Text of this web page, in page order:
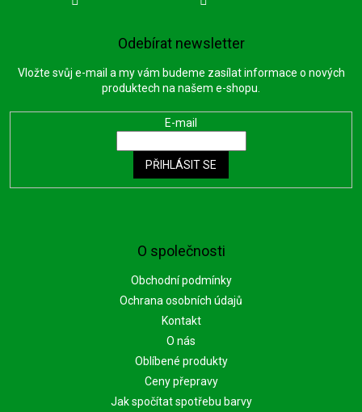
O společnosti
Obchodní podmínky
Ochrana osobních údajů
Kontakt
O nás
Oblíbené produkty
Ceny přepravy
Jak spočítat spotřebu barvy
Odebírat newsletter
Vložte svůj e-mail a my vám budeme zasílat informace o nových
produktech na našem e-shopu.
E-mail
PŘIHLÁSIT SE